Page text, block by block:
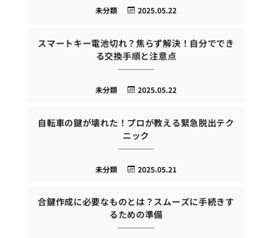
2025.05.22
未分類
スマートキー電池切れ？焦らず解決！自分ででき
る交換手順と注意点
2025.05.22
未分類
自転車の鍵が壊れた！プロが教える緊急脱出テク
ニック
2025.05.21
未分類
合鍵作成に必要なものとは？スムーズに手続きす
るための準備